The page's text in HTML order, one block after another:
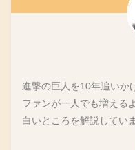
進撃の巨人を10年追いか
ファンが一人でも増える
白いところを解説してい